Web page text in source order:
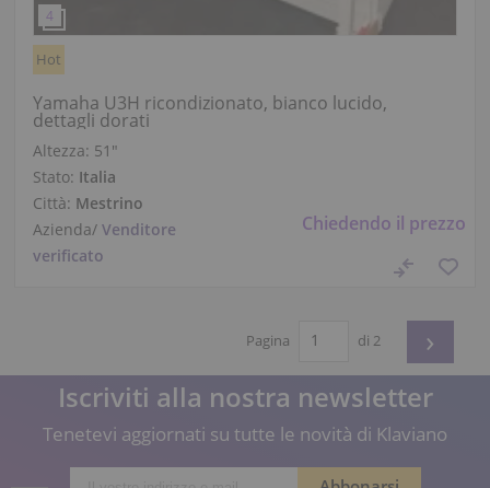
Chiedendo il prezzo
Hot
Yamaha U3H ricondizionato, bianco lucido,
dettagli dorati
Altezza: 51″
Stato: Italia
Città: Mestrino
Azienda/ Venditore
verificato
Pagina di 2 ›
Iscriviti alla nostra newsletter
Tenetevi aggiornati su tutte le novità di Klaviano